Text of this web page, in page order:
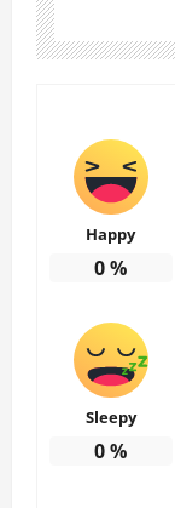
Happy
0%
Sleepy
0%